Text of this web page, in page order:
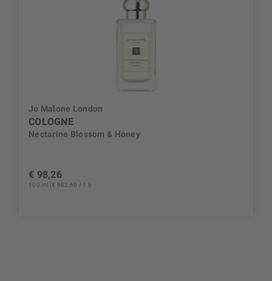
Jo Malone London
COLOGNE
Nectarine Blossom & Honey
€ 98,26
100 ml (€ 982,60 / 1 l)